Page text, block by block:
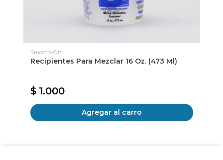
Smooth-On
Recipientes Para Mezclar 16 Oz. (473 Ml)
$ 1.000
Agregar al carro